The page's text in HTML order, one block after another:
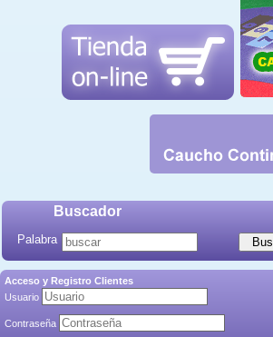
Buscador
Palabra
Acceso y Registro Clientes
Usuario
Contraseña